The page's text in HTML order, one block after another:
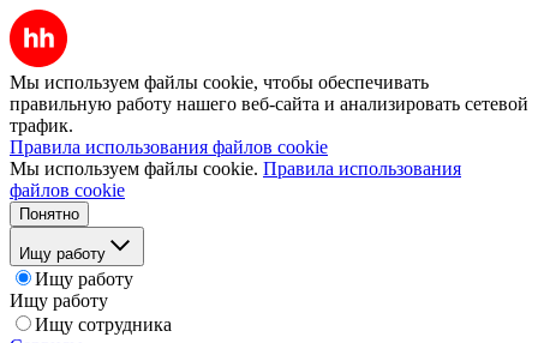
Мы используем файлы cookie, чтобы обеспечивать
правильную работу нашего веб-сайта и анализировать сетевой
трафик.
Правила использования файлов cookie
Мы используем файлы cookie. Правила использования
файлов cookie
Понятно
Ищу работу
Ищу работу
Ищу работу
Ищу сотрудника